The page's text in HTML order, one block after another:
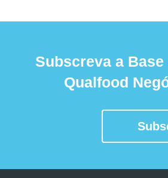
Subscreva a Base
Qualfood